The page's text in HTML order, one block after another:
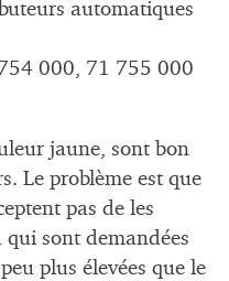
automatiques
000, 71 755 000
jaune, sont bon
Le problème est que
pas de les
qui sont demandées
plus élevées que le